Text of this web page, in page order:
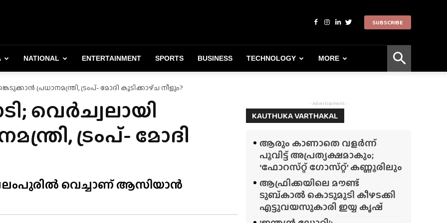
SUBSCRIBE
NATIONAL ENTERTAINMENT SPORTS BUSINESS TECHNOLOGY MORE
പ്രധാനമന്ത്രി, ട്രംപ്- മോദി കൂടിക്കാഴ്‌ച നീളും?
വെർച്വലായി
ട്രംപ്- മോദി
വെച്ചാണ് ആസിയാൻ
- Advertisement -
KAUTHUKA VARTHAKAL
ആരും കാണാതെ വളർന്ന്
പൂവിട്ട് അപ്രത്യക്ഷമാകും;
‘ഫോറസ്‌റ്റ്‌ ഗോസ്‌റ്റ്’ കണ്ണൂരിലും
ആഫ്രിക്കയിലെ മൗണ്ട്
ടുബ്‌കാൽ കൊടുമുടി കീഴടക്കി
എട്ടുവയസുകാരി ഇയ്യ കൃഷ്